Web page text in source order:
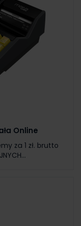
Online
za 1 zł. brutto